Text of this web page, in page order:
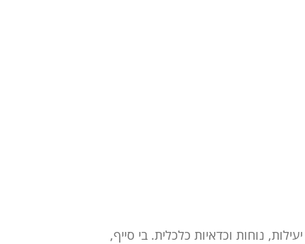
נוחות וכדאיות כלכלית. בי סייף,